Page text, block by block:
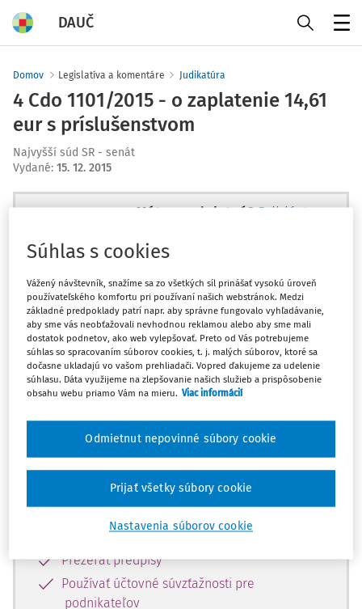
DAUČ
Domov Legislatíva a komentáre Judikatúra
4 Cdo 1101/2015 - o zaplatenie 14,61
eur s príslušenstvom
Najvyšší súd SR - senát
Vydané: 15. 12. 2015
Máte predplatné? Prihláste sa
Zatiaľ ste si prečítali len začiatok...
Celý dokument je len pre
predplatiteľov.
zadarmo prístup k vybranému obsahu
na 10 dní.
Vďaka registrácii si môžete
Prečítať platené články na portáli
Prezerať predpisy
Používať účtovné súvzťažnosti pre
podnikateľov
Súhlas s cookies
Vážený návštevník, snažíme sa zo všetkých síl prinášať vysokú úroveň
používateľského komfortu pri používaní našich webstránok. Medzi
základné predpoklady patrí napr. aby správne fungovalo vyhľadávanie,
aby sme vás neobťažovali nevhodnou reklamou alebo aby sme mali
dostatok podnetov, ako web vylepšovať. Preto od Vás potrebujeme
súhlas so spracovaním súborov cookies, t. j. malých súborov, ktoré sa
dočasne ukladajú vo vašom prehliadači. Vopred ďakujeme za udelenie
súhlasu. Dáta využijeme na zlepšovanie našich služieb a prispôsobenie
obsahu webu priamo Vám na mieru. Viac informácií
Nastavenia súborov cookie
Odmietnut nepovinné súbory cookie
Prijať všetky súbory cookie